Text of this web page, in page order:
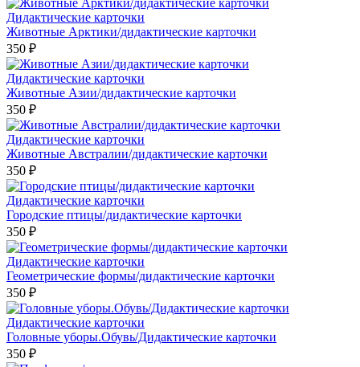
Дидактические карточки
Животные Арктики/дидактические карточки
350 ₽
Дидактические карточки
Животные Азии/дидактические карточки
350 ₽
Дидактические карточки
Животные Австралии/дидактические карточки
350 ₽
Дидактические карточки
Городские птицы/дидактические карточки
350 ₽
Дидактические карточки
Геометрические формы/дидактические карточки
350 ₽
Дидактические карточки
Головные уборы.Обувь/Дидактические карточки
350 ₽